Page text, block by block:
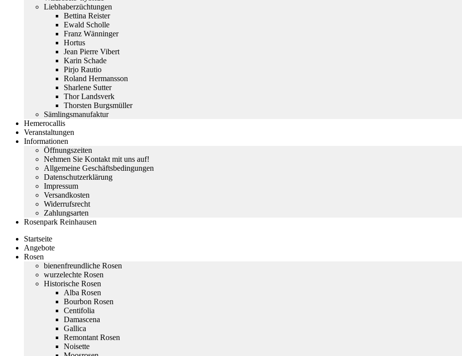
Liebhaberzüchtungen
Bettina Reister
Ewald Scholle
Franz Wänninger
Hortus
Jean Pierre Vibert
Karin Schade
Pirjo Rautio
Roland Hermansson
Sharlene Sutter
Thor Landsverk
Thorsten Burgsmüller
Sämlingsmanufaktur
Hemerocallis
Veranstaltungen
Informationen
Öffnungszeiten
Nehmen Sie Kontakt mit uns auf!
Allgemeine Geschäftsbedingungen
Datenschutzerklärung
Impressum
Versandkosten
Widerrufsrecht
Zahlungsarten
Rosenpark Reinhausen
Startseite
Angebote
Rosen
bienenfreundliche Rosen
wurzelechte Rosen
Historische Rosen
Alba Rosen
Bourbon Rosen
Centifolia
Damascena
Gallica
Remontant Rosen
Noisette